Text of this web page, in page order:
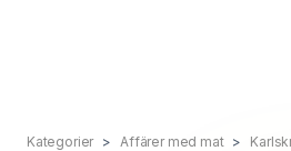
Kategorier Affärer med mat